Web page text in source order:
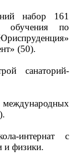
набор 161
обучения по
(50).
санаторий-
интернат с
и физики.